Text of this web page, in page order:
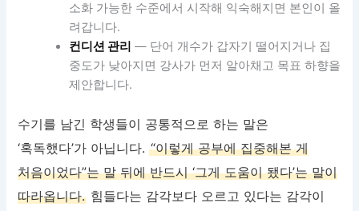
소화 가능한 수준에서 시작해 익숙해지면 본인이 올
려갑니다.
컨디션 관리 — 단어 개수가 갑자기 떨어지거나 집
중도가 낮아지면 강사가 먼저 알아채고 목표 하향을
제안합니다.
수기를 남긴 학생들이 공통적으로 하는 말은
‘혹독했다’가 아닙니다.“이렇게 공부에 집중해본 게
처음이었다”는 말 뒤에 반드시 ‘그게 도움이 됐다’는 말이
따라옵니다. 힘들다는 감각보다 오르고 있다는 감각이